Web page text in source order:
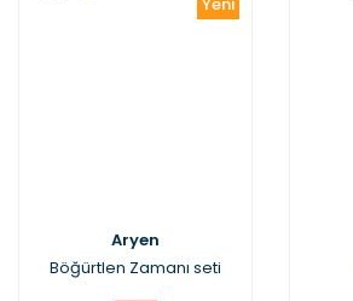
Aryen
Böğürtlen Zamanı seti